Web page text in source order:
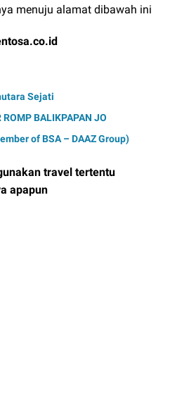
menuju alamat dibawah ini
Sejati
ROMP BALIKPAPAN JO
of BSA – DAAZ Group)
travel tertentu
apapun